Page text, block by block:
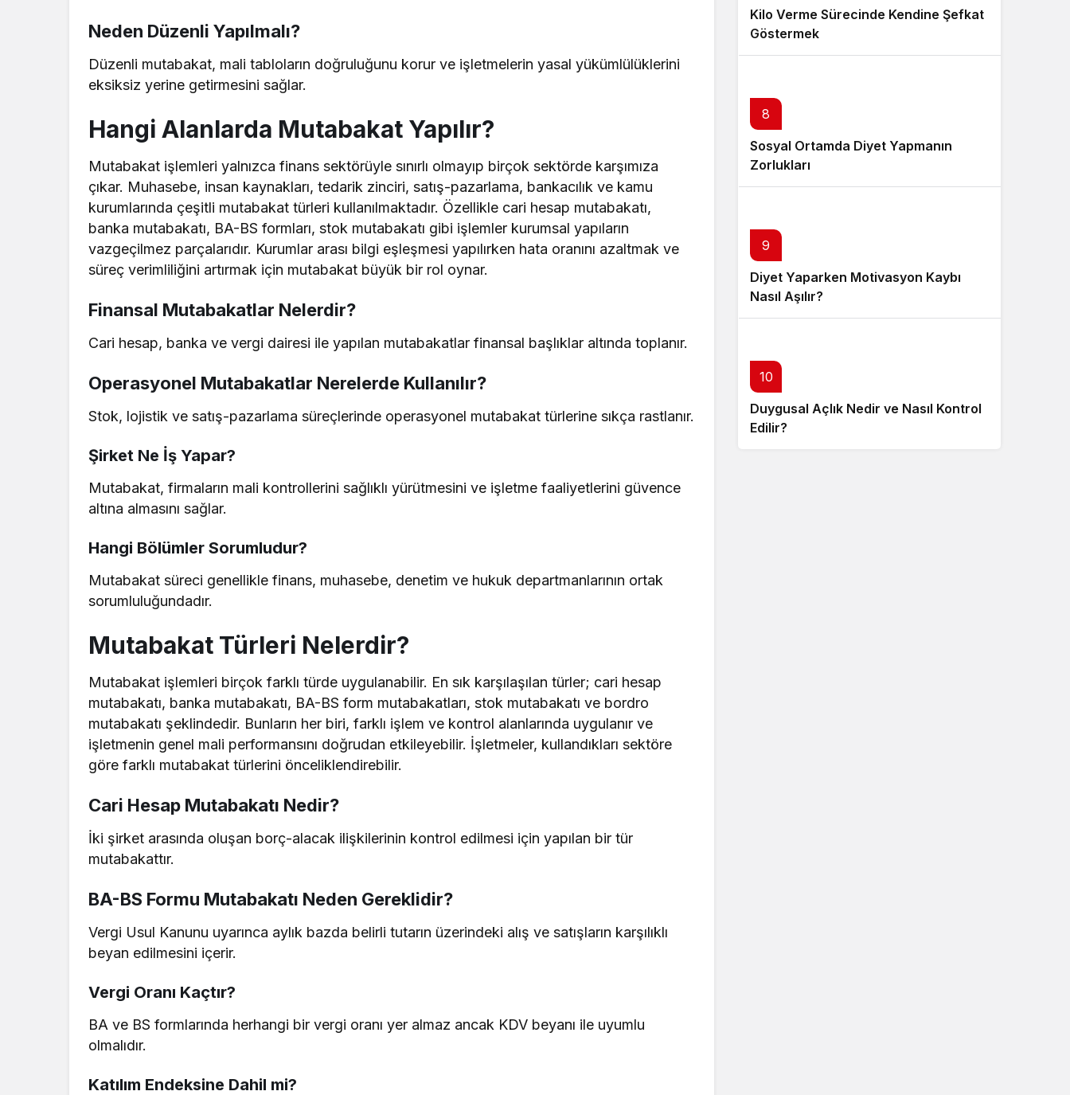
Neden Düzenli Yapılmalı?
Düzenli mutabakat, mali tabloların doğruluğunu korur ve işletmelerin yasal yükümlülüklerini
eksiksiz yerine getirmesini sağlar.
Hangi Alanlarda Mutabakat Yapılır?
Mutabakat işlemleri yalnızca finans sektörüyle sınırlı olmayıp birçok sektörde karşımıza
çıkar. Muhasebe, insan kaynakları, tedarik zinciri, satış-pazarlama, bankacılık ve kamu
kurumlarında çeşitli mutabakat türleri kullanılmaktadır. Özellikle cari hesap mutabakatı,
banka mutabakatı, BA-BS formları, stok mutabakatı gibi işlemler kurumsal yapıların
vazgeçilmez parçalarıdır. Kurumlar arası bilgi eşleşmesi yapılırken hata oranını azaltmak ve
süreç verimliliğini artırmak için mutabakat büyük bir rol oynar.
Finansal Mutabakatlar Nelerdir?
Cari hesap, banka ve vergi dairesi ile yapılan mutabakatlar finansal başlıklar altında toplanır.
Operasyonel Mutabakatlar Nerelerde Kullanılır?
Stok, lojistik ve satış-pazarlama süreçlerinde operasyonel mutabakat türlerine sıkça rastlanır.
Şirket Ne İş Yapar?
Mutabakat, firmaların mali kontrollerini sağlıklı yürütmesini ve işletme faaliyetlerini güvence
altına almasını sağlar.
Hangi Bölümler Sorumludur?
Mutabakat süreci genellikle finans, muhasebe, denetim ve hukuk departmanlarının ortak
sorumluluğundadır.
Mutabakat Türleri Nelerdir?
Mutabakat işlemleri birçok farklı türde uygulanabilir. En sık karşılaşılan türler; cari hesap
mutabakatı, banka mutabakatı, BA-BS form mutabakatları, stok mutabakatı ve bordro
mutabakatı şeklindedir. Bunların her biri, farklı işlem ve kontrol alanlarında uygulanır ve
işletmenin genel mali performansını doğrudan etkileyebilir. İşletmeler, kullandıkları sektöre
göre farklı mutabakat türlerini önceliklendirebilir.
Cari Hesap Mutabakatı Nedir?
İki şirket arasında oluşan borç-alacak ilişkilerinin kontrol edilmesi için yapılan bir tür
mutabakattır.
BA-BS Formu Mutabakatı Neden Gereklidir?
Vergi Usul Kanunu uyarınca aylık bazda belirli tutarın üzerindeki alış ve satışların karşılıklı
beyan edilmesini içerir.
Vergi Oranı Kaçtır?
BA ve BS formlarında herhangi bir vergi oranı yer almaz ancak KDV beyanı ile uyumlu
olmalıdır.
Katılım Endeksine Dahil mi?
Kilo Verme Sürecinde Kendine Şefkat
Göstermek
8
Sosyal Ortamda Diyet Yapmanın
Zorlukları
9
Diyet Yaparken Motivasyon Kaybı
Nasıl Aşılır?
10
Duygusal Açlık Nedir ve Nasıl Kontrol
Edilir?